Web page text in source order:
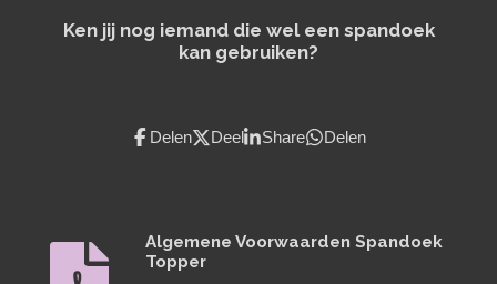
Ken jij nog iemand die wel een spandoek
kan gebruiken?
Delen Deel Share Delen
Algemene Voorwaarden Spandoek
Topper